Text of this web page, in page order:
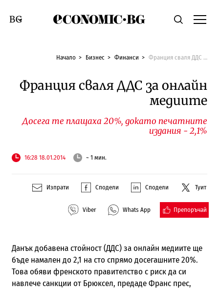
Economic.bgТърсене
Смяна на език
Начало Бизнес Финанси Франция сваля ДДС за онлайн медиите
Франция сваля ДДС за онлайн
медиите
Досега те плащаха 20%, докато печатните
издания - 2,1%
16:28 18.01.2014 ~ 1 мин.
Изпрати Сподели Сподели Туит
Viber Whats App Препоръчай
Данък добавена стойност (ДДС) за онлайн медиите ще
бъде намален до 2,1 на сто спрямо досегашните 20%.
Това обяви френското правителство с риск да си
навлече санкции от Брюксел, предаде Франс прес,